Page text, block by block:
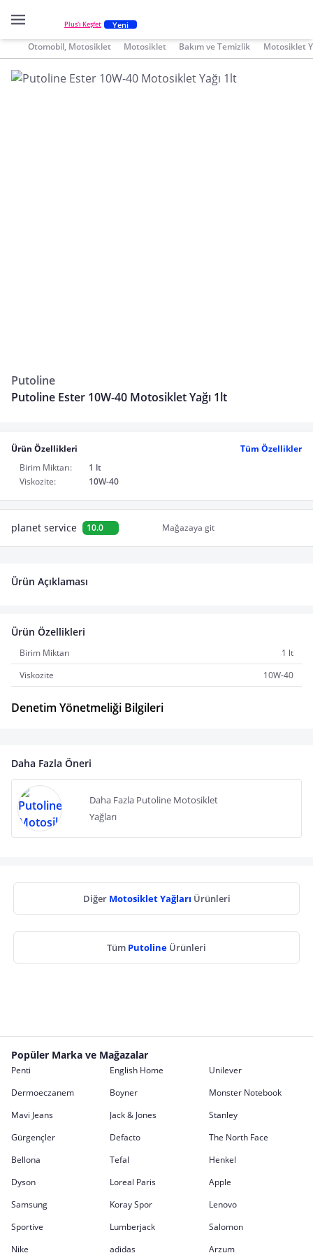
Plus'ı Keşfet Yeni
Otomobil, Motosiklet Motosiklet Bakım ve Temizlik Motosiklet
Putoline
Putoline Ester 10W-40 Motosiklet Yağı 1lt
Ürün Özellikleri
Tüm Özellikler
Birim Miktarı:
1 lt
Viskozite:
10W-40
planet service 10.0 Mağazaya git
Ürün Açıklaması
Ürün Özellikleri
Birim Miktarı
1 lt
Viskozite
10W-40
Denetim Yönetmeliği Bilgileri
Daha Fazla Öneri
Daha Fazla Putoline Motosiklet
Yağları
Diğer Motosiklet Yağları Ürünleri
Tüm Putoline Ürünleri
Popüler Marka ve Mağazalar
Penti English Home
Unilever
Dermoeczanem
Boyner
Monster Notebook
Mavi Jeans
Jack & Jones
Stanley
Gürgençler
Defacto
The North Face
Bellona
Tefal
Henkel
Dyson
Loreal Paris
Apple
Samsung
Koray Spor
Lenovo
Sportive
Lumberjack
Salomon
Nike
adidas Arzum